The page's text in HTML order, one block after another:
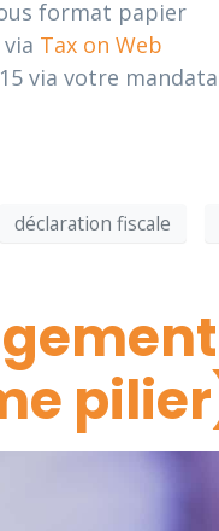
format papier
Tax on Web
via votre
déclaration fiscale